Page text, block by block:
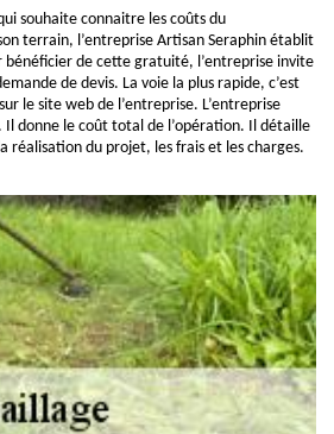
souhaite connaitre les coûts du
terrain, l’entreprise Artisan Seraphin établit
bénéficier de cette gratuité, l’entreprise invite
de devis. La voie la plus rapide, c’est
le site web de l’entreprise. L’entreprise
donne le coût total de l’opération. Il détaille
réalisation du projet, les frais et les charges.